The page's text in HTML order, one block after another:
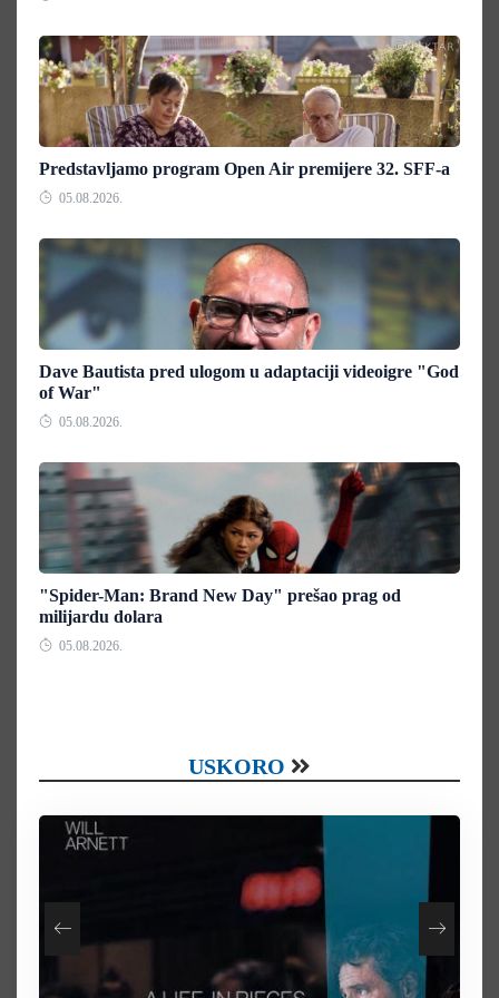
Predstavljamo program Open Air premijere 32. SFF-a
05.08.2026.
Dave Bautista pred ulogom u adaptaciji videoigre "God
of War"
05.08.2026.
"Spider-Man: Brand New Day" prešao prag od
milijardu dolara
05.08.2026.
USKORO